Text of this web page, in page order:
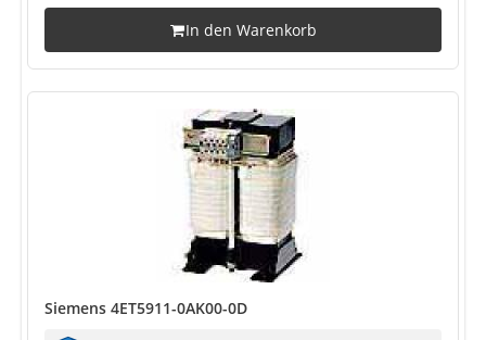
In den Warenkorb
Siemens 4ET5911-0AK00-0D